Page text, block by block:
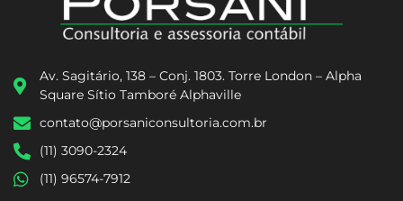
Av. Sagitário, 138 – Conj. 1803. Torre London – Alpha
Square Sítio Tamboré Alphaville
contato@porsaniconsultoria.com.br
(11) 3090-2324
(11) 96574-7912